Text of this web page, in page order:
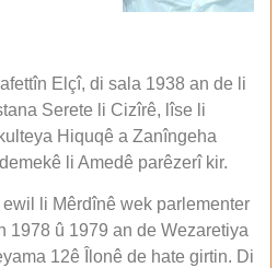
Elçî, di sala 1938 an de li
Serete li Cizîrê, lîse li
Hiquqê a Zanîngeha
li Amedê parêzerî kir.
li Mêrdînê wek parlementer
1978 û 1979 an de Wezaretiya
12ê Îlonê de hate girtin. Di